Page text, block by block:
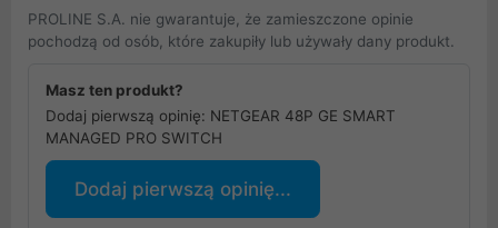
PROLINE S.A. nie gwarantuje, że zamieszczone opinie
pochodzą od osób, które zakupiły lub używały dany produkt.
Masz ten produkt?
Dodaj pierwszą opinię: NETGEAR 48P GE SMART
MANAGED PRO SWITCH
Dodaj pierwszą opinię...